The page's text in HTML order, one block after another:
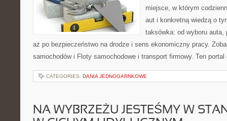
miejsce, w którym
aut i konkretną wiedzą o
taksówka: od wyboru
aż po bezpieczeństwo na drodze i sens ekonomiczny pracy.
samochodów i Floty samochodowe i transport firmowy. Ten
CATEGORIES: DANIA JEDNOGARNKOWE
NA WYBRZEŻU JESTEŚMY W